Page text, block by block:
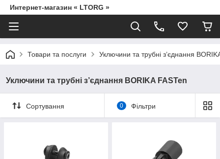
Интернет-магазин « LTORG »
Товари та послуги Уключини та трубні з’єднання
Уключини та трубні з’єднання BORIKA FASTen
Сортування 0 Фільтри